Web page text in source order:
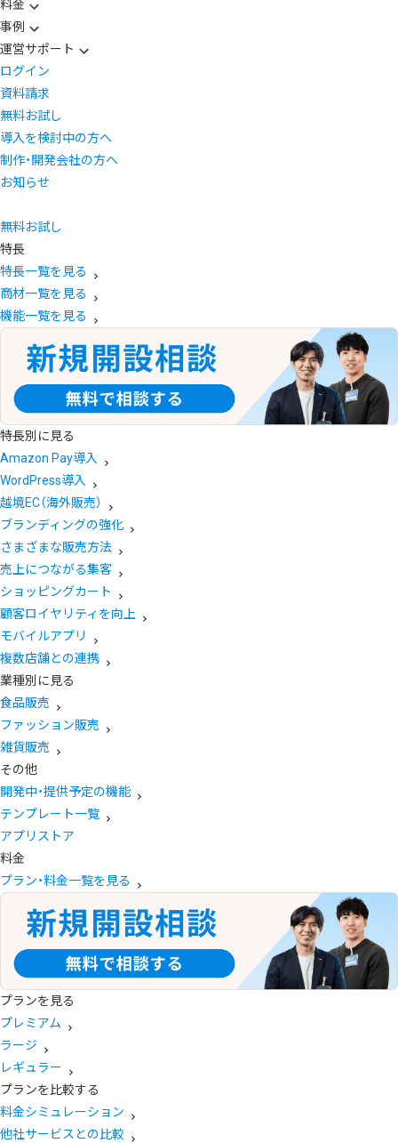
料金
事例
運営サポート
ログイン
資料請求
無料お試し
導入を検討中の方へ
制作・開発会社の方へ
お知らせ
無料お試し
特長
特長一覧を見る
商材一覧を見る
機能一覧を見る
特長別に見る
Amazon Pay導入
WordPress導入
越境EC（海外販売）
ブランディングの強化
さまざまな販売方法
売上につながる集客
ショッピングカート
顧客ロイヤリティを向上
モバイルアプリ
複数店舗との連携
業種別に見る
食品販売
ファッション販売
雑貨販売
その他
開発中・提供予定の機能
テンプレート一覧
アプリストア
料金
プラン・料金一覧を見る
プランを見る
プレミアム
ラージ
レギュラー
プランを比較する
料金シミュレーション
他社サービスとの比較